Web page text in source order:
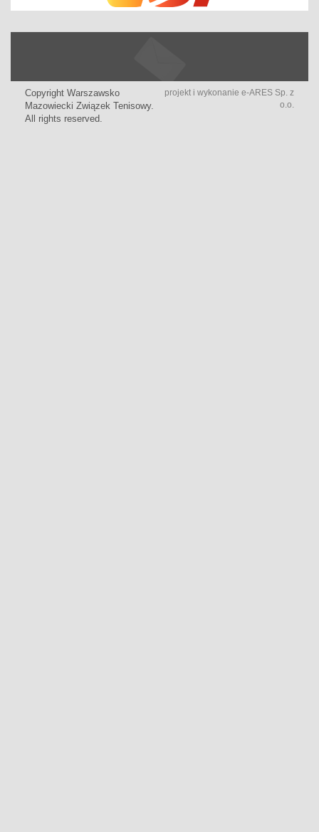
Copyright Warszawsko
Mazowiecki Związek Tenisowy.
All rights reserved.
projekt i wykonanie e-ARES Sp. z
o.o.